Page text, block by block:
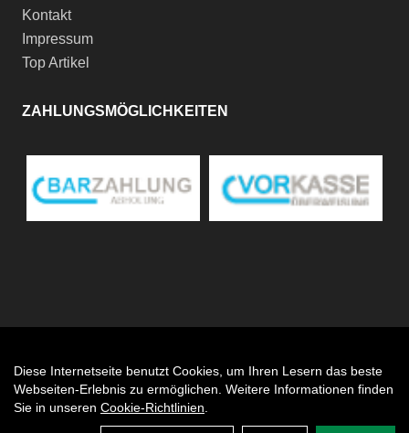
Kontakt
Impressum
Top Artikel
ZAHLUNGSMÖGLICHKEITEN
Diese Internetseite benutzt Cookies, um Ihren Lesern das beste
Webseiten-Erlebnis zu ermöglichen. Weitere Informationen finden
Sie in unseren Cookie-Richtlinien
Auftrag widerrufen